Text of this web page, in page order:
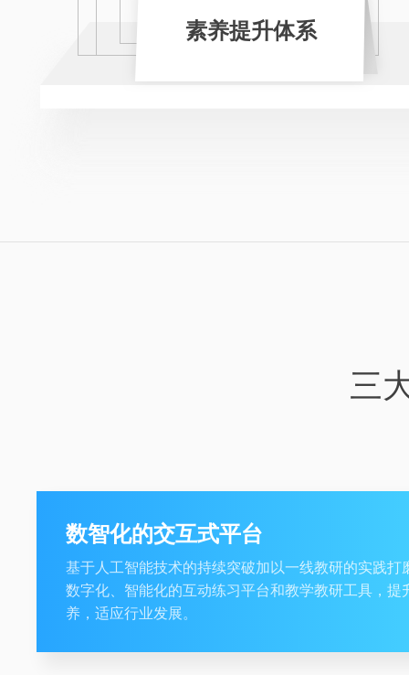
素养提升体系
三
数智化的交互式平台
基于人工智能技术的持续突破加以一线教研的实践打
数字化、智能化的互动练习平台和教学教研工具，提
养，适应行业发展。